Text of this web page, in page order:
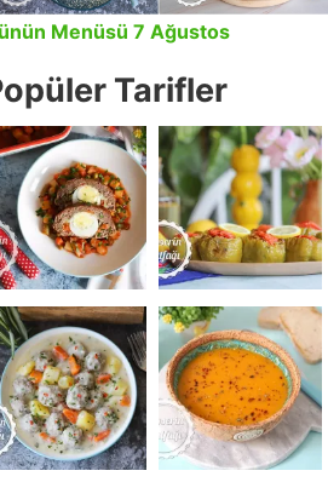
Menüsü 7 Ağustos
Tarifler